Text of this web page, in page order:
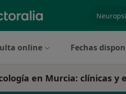
online Fechas
en Murcia: clínicas y